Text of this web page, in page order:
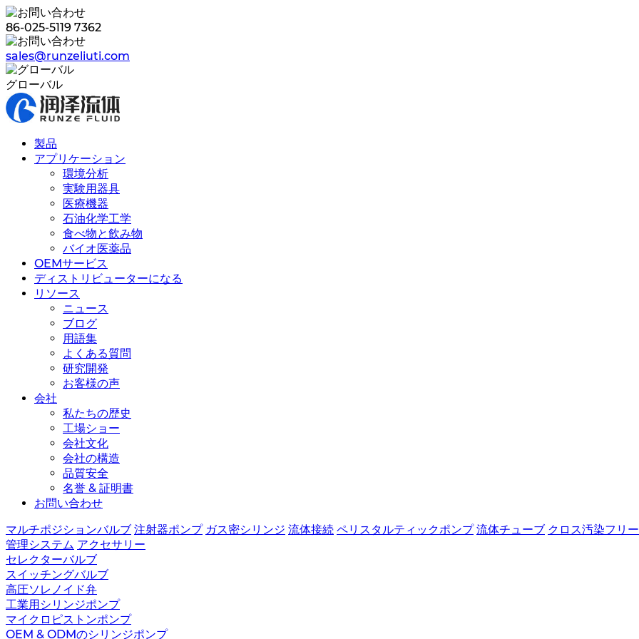
86-025-5119 7362
sales@runzeliuti.com
グローバル
製品
アプリケーション
環境分析
実験用器具
医療機器
石油化学工学
食べ物と飲み物
バイオ医薬品
OEMサービス
ディストリビューターになる
リソース
ニュース
ブログ
用語集
よくある質問
研究開発
お客様の声
会社
私たちの歴史
工場ショー
会社文化
会社の構造
品質安全
名誉 & 証明書
お問い合わせ
マルチポジションバルブ 注射器ポンプ ガス密シリンジ 流体接続 ペリスタルティックポンプ 流体チューブ クロス汚染フリ
管理システム アクセサリー
セレクターバルブ
スイッチングバルブ
高圧ソレノイド弁
工業用シリンジポンプ
マイクロピストンポンプ
OEM & ODMのシリンジポンプ